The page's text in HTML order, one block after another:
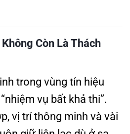
Còn Là Thách
trong vùng tín hiệu
vụ bất khả thi”.
vị trí thông minh và vài